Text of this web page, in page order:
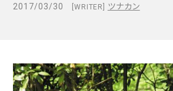
フィールドレビュー
2017/03/30 [WRITER] ツナカン